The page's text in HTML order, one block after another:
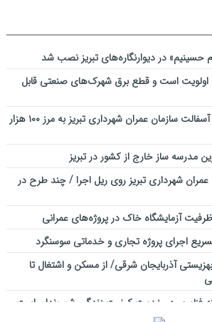
حسینیم» در دیوارنگاره‌های تبریز نصب شد
اولویت است و قطع برق شهرک‌های صنعتی قابل
تولید کارخانجات آسفالت سازمان عمران شهرداری تبریز به مرز ۱۰۰ هزار
مدرسه ‌ساز خارج از کشور در تبریز
عمران شهرداری تبریز روی ریل اجرا / چند طرح در
آزمایشگاه خاک در پروژه‌های عمرانی
اجرای پروژه تجاری و خدماتی سوسنگرد
آذربایجان شرقی/ از مسکن و اشتغال تا
فناوری در خدمت کیفیت زندگی شهروندان است